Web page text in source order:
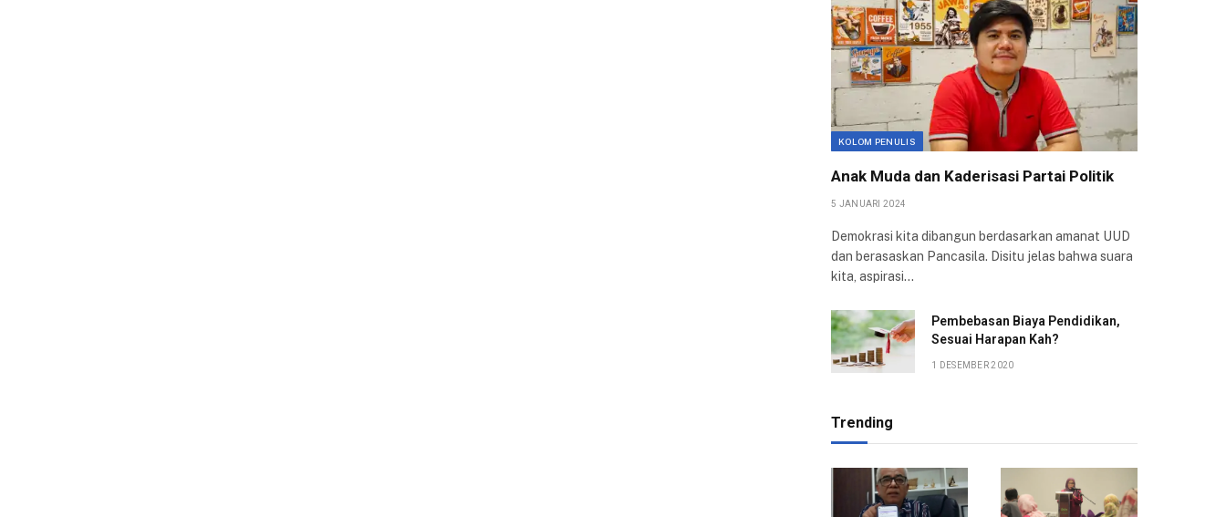
KOLOM PENULIS
Anak Muda dan Kaderisasi Partai Politik
5 JANUARI 2024
Demokrasi kita dibangun berdasarkan amanat UUD
dan berasaskan Pancasila. Disitu jelas bahwa suara
kita, aspirasi…
Pembebasan Biaya Pendidikan,
Sesuai Harapan Kah?
1 DESEMBER 2020
Trending